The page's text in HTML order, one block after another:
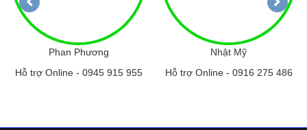
Phan Phương
Hỗ trợ Online - 0945 915 955
Nhật Mỹ
Hỗ trợ Online - 0916 275 486